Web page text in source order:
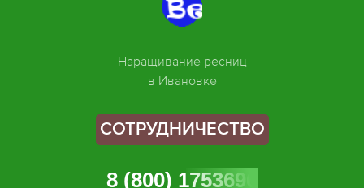
Наращивание ресниц
в Ивановке
СОТРУДНИЧЕСТВО
8 (800) 1753696